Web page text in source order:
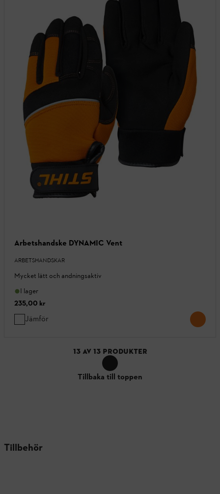
Arbetshandske DYNAMIC Vent
ARBETSHANDSKAR
Mycket lätt och andningsaktiv
I lager
235,00 kr
Jämför
13 AV 13 PRODUKTER
Tillbaka till toppen
Tillbehör